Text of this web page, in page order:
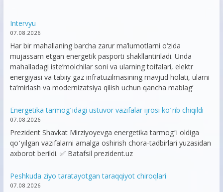
Intervyu
07.08.2026
Har bir mahallaning barcha zarur ma’lumotlarni o‘zida
mujassam etgan energetik pasporti shakllantiriladi. Unda
mahalladagi iste’molchilar soni va ularning toifalari, elektr
energiyasi va tabiiy gaz infratuzilmasining mavjud holati, ularni
ta’mirlash va modernizatsiya qilish uchun qancha mablag‘
Energetika tarmogʻidagi ustuvor vazifalar ijrosi koʻrib chiqildi
07.08.2026
Prezident Shavkat Mirziyoyevga energetika tarmogʻi oldiga
qoʻyilgan vazifalarni amalga oshirish chora-tadbirlari yuzasidan
axborot berildi. ✅ Batafsil prezident.uz
Peshkuda ziyo taratayotgan taraqqiyot chiroqlari
07.08.2026